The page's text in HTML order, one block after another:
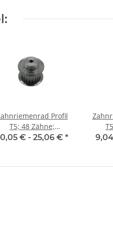
Profil
T5; 48 Zähne;
10 mm
€ - 25,06 € *